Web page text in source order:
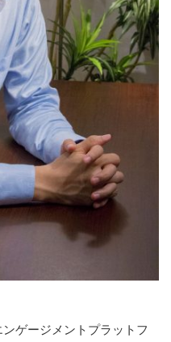
ゲージメントプラットフ